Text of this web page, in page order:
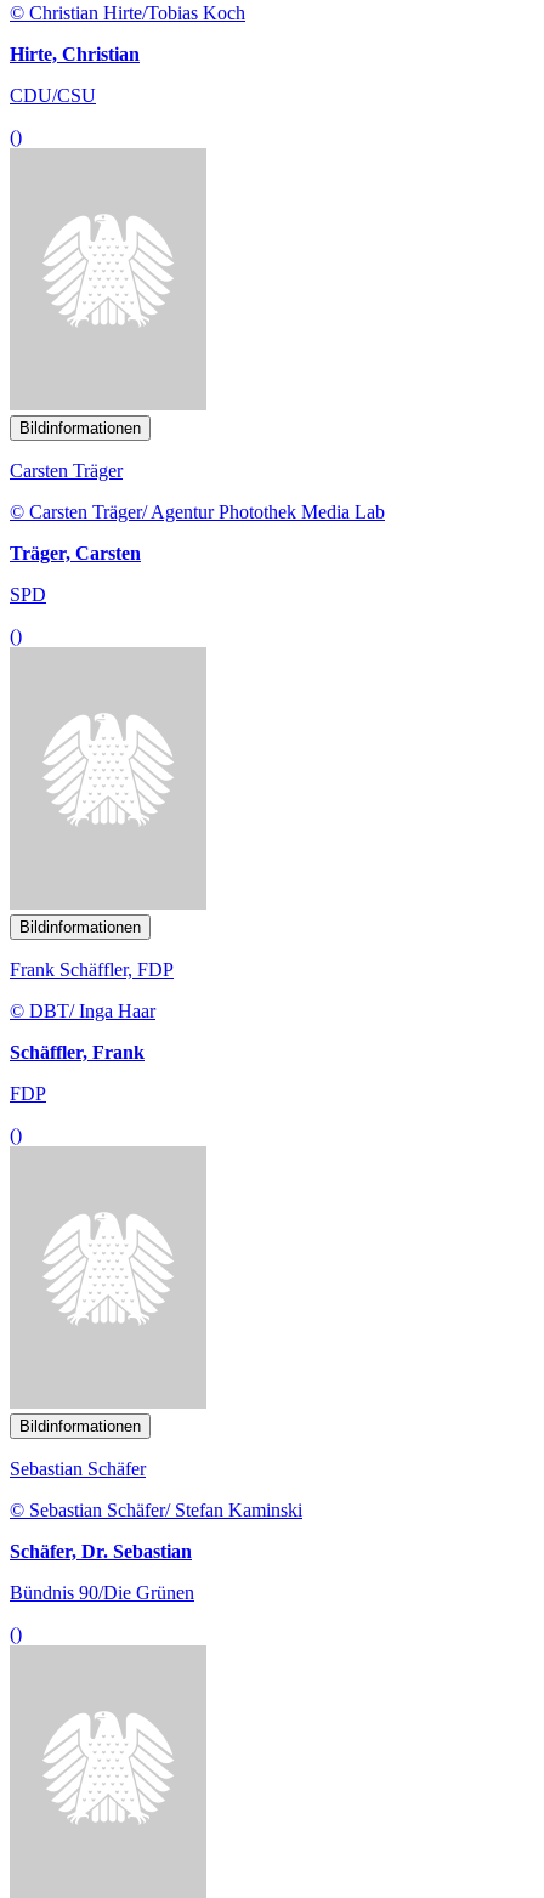
© Christian Hirte/Tobias Koch
Hirte, Christian
CDU/CSU
()
Bildinformationen
Carsten Träger
© Carsten Träger/ Agentur Photothek Media Lab
Träger, Carsten
SPD
()
Bildinformationen
Frank Schäffler, FDP
© DBT/ Inga Haar
Schäffler, Frank
FDP
()
Bildinformationen
Sebastian Schäfer
© Sebastian Schäfer/ Stefan Kaminski
Schäfer, Dr. Sebastian
Bündnis 90/Die Grünen
()